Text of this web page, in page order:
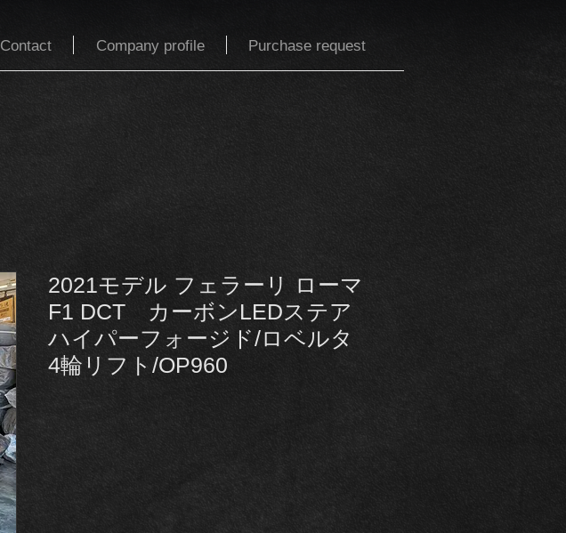
Contact Company profile Purchase request
2021モデル フェラーリ ローマ
F1 DCT カーボンLEDステア
ハイパーフォージド/ロベルタ
4輪リフト/OP960